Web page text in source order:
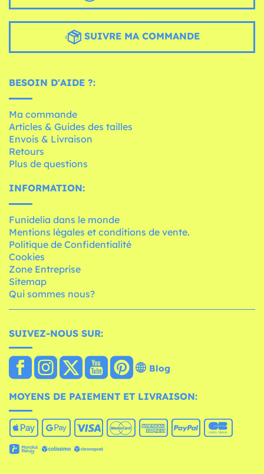
SUIVRE MA COMMANDE
BESOIN D'AIDE ?:
Ma commande
Articles & Guides des tailles
Envois & Livraison
Retours
Plus de questions
INFORMATION:
Funidelia dans le monde
Mentions légales et conditions de vente.
Politique de Confidentialité
Cookies
Zone Entreprise
Sitemap
Qui sommes nous?
SUIVEZ-NOUS SUR:
Blog
MOYENS DE PAIEMENT ET LIVRAISON: